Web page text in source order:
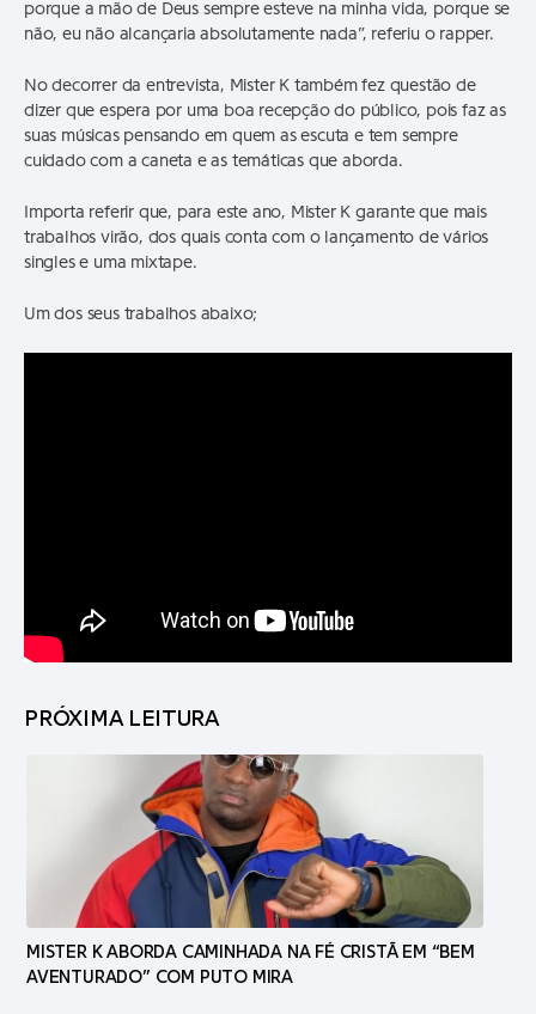
porque a mão de Deus sempre esteve na minha vida, porque se
não, eu não alcançaria absolutamente nada”, referiu o rapper.
No decorrer da entrevista, Mister K também fez questão de
dizer que espera por uma boa recepção do público, pois faz as
suas músicas pensando em quem as escuta e tem sempre
cuidado com a caneta e as temáticas que aborda.
Importa referir que, para este ano, Mister K garante que mais
trabalhos virão, dos quais conta com o lançamento de vários
singles e uma mixtape.
Um dos seus trabalhos abaixo;
PRÓXIMA LEITURA
MISTER K ABORDA CAMINHADA NA FÉ CRISTÃ EM “BEM
AVENTURADO” COM PUTO MIRA